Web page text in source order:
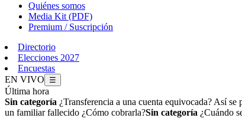
Quiénes somos
Media Kit (PDF)
Premium / Suscripción
Directorio
Elecciones 2027
Encuestas
EN VIVO
☰
Última hora
Sin categoría ¿Transferencia a una cuenta equivocada? Así se
un familiar fallecido ¿Cómo cobrarla?Sin categoría ¿Cuándo